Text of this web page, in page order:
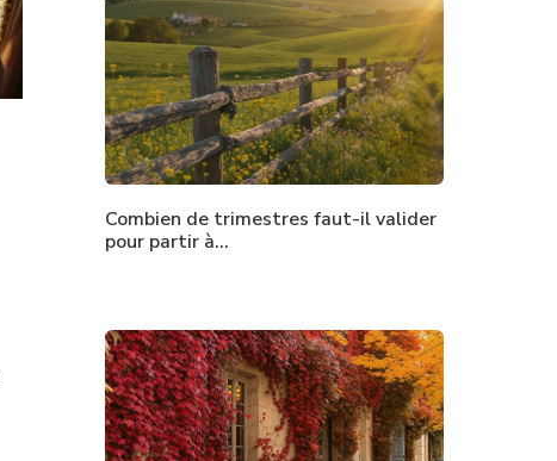
Combien de trimestres faut-il valider
pour partir à…